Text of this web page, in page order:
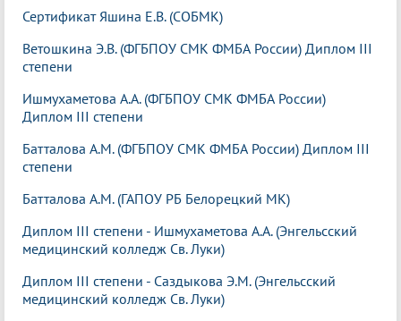
Сертификат Яшина Е.В. (СОБМК)
Ветошкина Э.В. (ФГБПОУ СМК ФМБА России) Диплом III
степени
Ишмухаметова А.А. (ФГБПОУ СМК ФМБА России)
Диплом III степени
Батталова А.М. (ФГБПОУ СМК ФМБА России) Диплом III
степени
Батталова А.М. (ГАПОУ РБ Белорецкий МК)
Диплом III степени - Ишмухаметова А.А. (Энгельсский
медицинский колледж Св. Луки)
Диплом III степени - Саздыкова Э.М. (Энгельсский
медицинский колледж Св. Луки)